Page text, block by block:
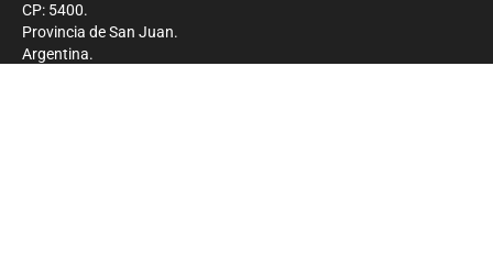
CP: 5400.
Provincia de San Juan.
Argentina.